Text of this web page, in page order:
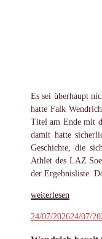
Es sei überhaupt
hatte Falk
Titel am Ende mit
damit hatte
Geschichte, die
Athlet des LAZ
der Ergebnisliste.
„Wendrich
DM-
weiterlesen
Veröffentlicht
24/07/202624/07/